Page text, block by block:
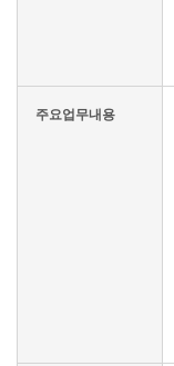
주요업무내용